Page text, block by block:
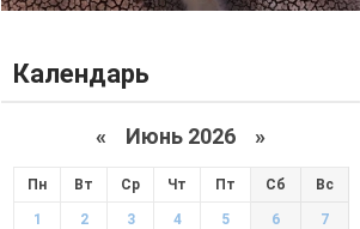
Календарь
« Июнь 2026 »
Пн Вт Ср Чт Пт Сб Вс
1 2 3 4 5 6 7